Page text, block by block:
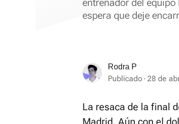
entrenador del
espera que deje
Rodra P
Publicado 28 de
La resaca de la final
Madrid. Aún con el